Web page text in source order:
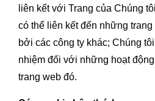
liên kết với Trang của Chúng
có thể liên kết đến những
bởi các công ty khác; Chúng
nhiệm đối với những hoạt
trang web đó.